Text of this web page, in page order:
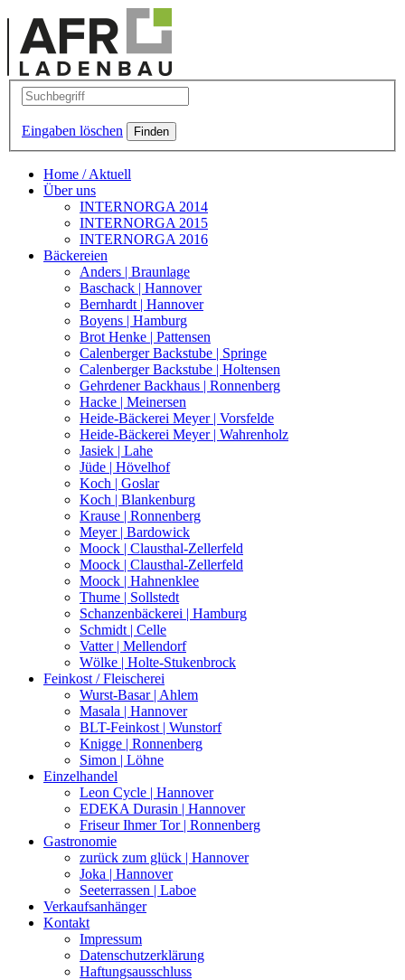
Eingaben löschen
Home / Aktuell
Über uns
INTERNORGA 2014
INTERNORGA 2015
INTERNORGA 2016
Bäckereien
Anders | Braunlage
Baschack | Hannover
Bernhardt | Hannover
Boyens | Hamburg
Brot Henke | Pattensen
Calenberger Backstube | Springe
Calenberger Backstube | Holtensen
Gehrdener Backhaus | Ronnenberg
Hacke | Meinersen
Heide-Bäckerei Meyer | Vorsfelde
Heide-Bäckerei Meyer | Wahrenholz
Jasiek | Lahe
Jüde | Hövelhof
Koch | Goslar
Koch | Blankenburg
Krause | Ronnenberg
Meyer | Bardowick
Moock | Clausthal-Zellerfeld
Moock | Clausthal-Zellerfeld
Moock | Hahnenklee
Thume | Sollstedt
Schanzenbäckerei | Hamburg
Schmidt | Celle
Vatter | Mellendorf
Wölke | Holte-Stukenbrock
Feinkost / Fleischerei
Wurst-Basar | Ahlem
Masala | Hannover
BLT-Feinkost | Wunstorf
Knigge | Ronnenberg
Simon | Löhne
Einzelhandel
Leon Cycle | Hannover
EDEKA Durasin | Hannover
Friseur Ihmer Tor | Ronnenberg
Gastronomie
zurück zum glück | Hannover
Joka | Hannover
Seeterrassen | Laboe
Verkaufsanhänger
Kontakt
Impressum
Datenschutzerklärung
Haftungsausschluss